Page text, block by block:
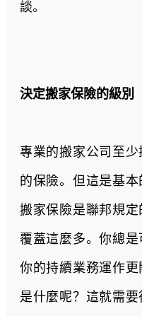
談。
決定搬家保險的級別
專業的搬家公司至
的保險。但這是基
搬家保險是聯邦規
覆蓋這麼多。你總
你的持續業務運作更
是什麼呢？這就需